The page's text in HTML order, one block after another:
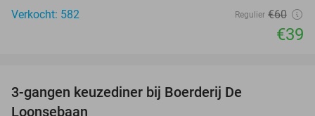
Verkocht: 582
Regulier €60
€39
3-gangen keuzediner bij Boerderij De
Loonsebaan